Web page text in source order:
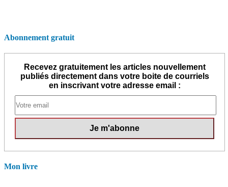
Abonnement gratuit
Recevez gratuitement les articles nouvellement
publiés directement dans votre boite de courriels
en inscrivant votre adresse email :
Mon livre